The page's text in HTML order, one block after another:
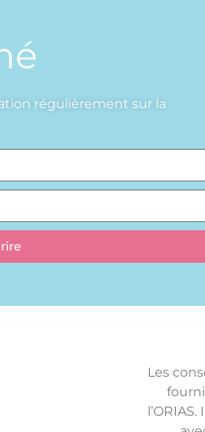
régulièrement sur la
Les